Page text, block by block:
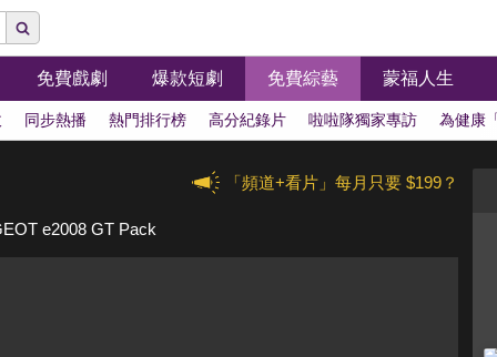
免費戲劇 爆款短劇 免費綜藝 蒙福人生
同步熱播 熱門排行榜 高分紀錄片 啦啦隊獨家專訪 為健康
「頻道+看片」每月只要 $199？
e2008 GT Pack